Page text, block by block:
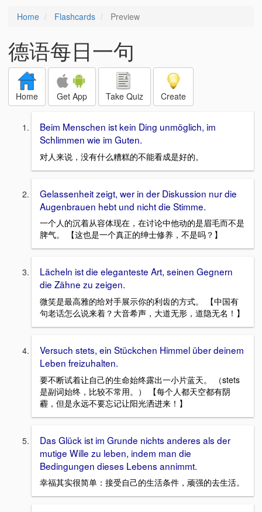
Home Flashcards Preview
德语每日一句
Home Get App Take Quiz Create
Beim Menschen ist kein Ding unmöglich, im
Schlimmen wie im Guten.
对人来说，没有什么糟糕的不能看成是好的。
Gelassenheit zeigt, wer in der Diskussion nur die
Augenbrauen hebt und nicht die Stimme.
一个人的沉着从容体现在，在讨论中他动的是眉毛而不是
脾气。 【这也是一个真正的绅士修养，不是吗？】
Lächeln ist die eleganteste Art, seinen Gegnern
die Zähne zu zeigen.
微笑是最高雅的给对手展示你的利齿的方式。 【中国有
句老话怎么说来着？大音希声，大道无形，道隐无名！】
Versuch stets, ein Stückchen Himmel über deinem
Leben freizuhalten.
要不断试着让自己的生命始终露出一小片蓝天。 （stets
是副词始终，比较不常用。） 【每个人都天空都有阴
霾，但是永远不要忘记让阳光洒进来！】
Das Glück ist im Grunde nichts anderes als der
mutige Wille zu leben, indem man die
Bedingungen dieses Lebens annimmt.
幸福其实很简单：接受自己的生活条件，顽强的去生活。